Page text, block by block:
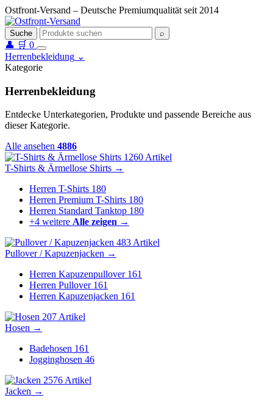
Ostfront-Versand – Deutsche Premiumqualität seit 2014
Suche ⌕
👤 🛒 0
Herrenbekleidung ⌄
Kategorie
Herrenbekleidung
Entdecke Unterkategorien, Produkte und passende Bereiche aus
dieser Kategorie.
Alle ansehen 4886
1260 Artikel
T-Shirts & Ärmellose Shirts →
Herren T-Shirts 180
Herren Premium T-Shirts 180
Herren Standard Tanktop 180
+4 weitere Alle zeigen →
483 Artikel
Pullover / Kapuzenjacken →
Herren Kapuzenpullover 161
Herren Pullover 161
Herren Kapuzenjacken 161
207 Artikel
Hosen →
Badehosen 161
Jogginghosen 46
2576 Artikel
Jacken →